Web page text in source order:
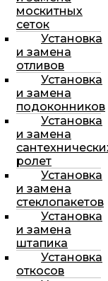
москитных
сеток
Установка
и замена
отливов
Установка
и замена
подоконников
Установка
и замена
ролет
Установка
и замена
стеклопакетов
Установка
и замена
штапика
Установка
откосов